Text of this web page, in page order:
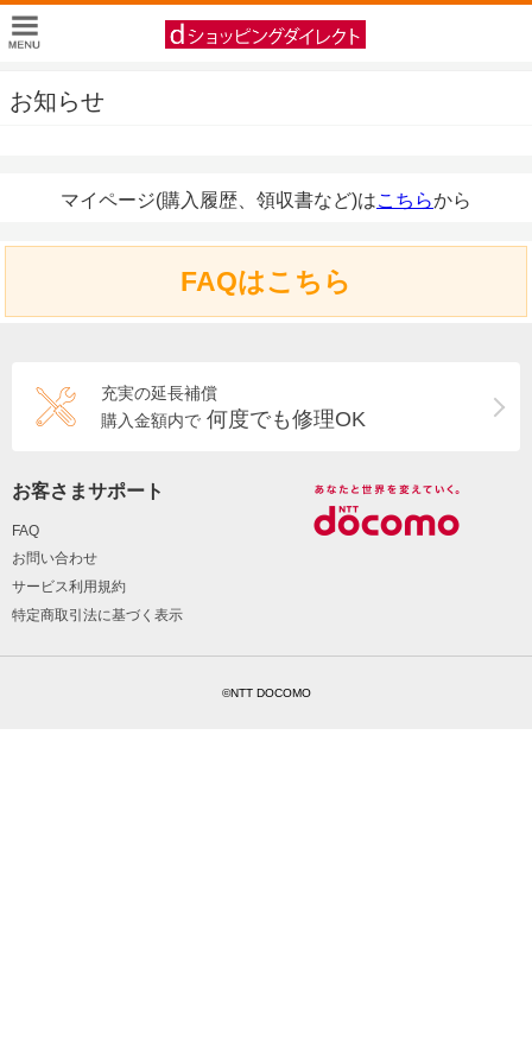
お知らせ
マイページ(購入履歴、領収書など)はこちらから
FAQはこちら
充実の延長補償
購入金額内で 何度でも修理OK
お客さまサポート
FAQ
お問い合わせ
サービス利用規約
特定商取引法に基づく表示
©NTT DOCOMO